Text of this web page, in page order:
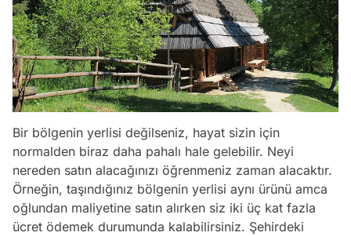
Bir bölgenin yerlisi değilseniz, hayat sizin için
normalden biraz daha pahalı hale gelebilir. Neyi
nereden satın alacağınızı öğrenmeniz zaman alacaktır.
Örneğin, taşındığınız bölgenin yerlisi aynı ürünü amca
oğlundan maliyetine satın alırken siz iki üç kat fazla
ücret ödemek durumunda kalabilirsiniz. Şehirdeki